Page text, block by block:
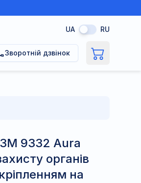
UA RU
Зворотній дзвінок
3М 9332 Aura
органів
на